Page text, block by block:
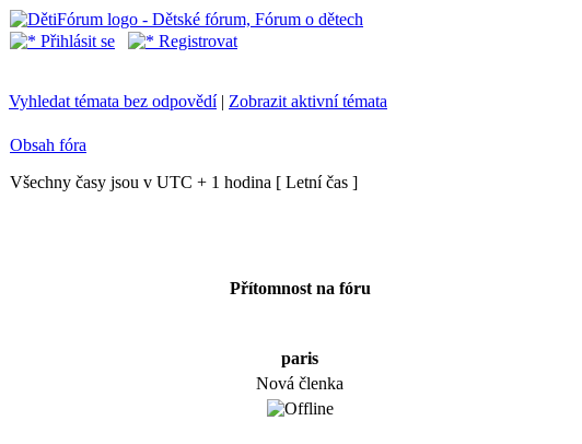
Přihlásit se Registrovat
Vyhledat témata bez odpovědí| Zobrazit aktivní témata
Obsah fóra
Všechny časy jsou v UTC + 1 hodina [ Letní čas ]
Přítomnost na fóru
paris
Nová členka